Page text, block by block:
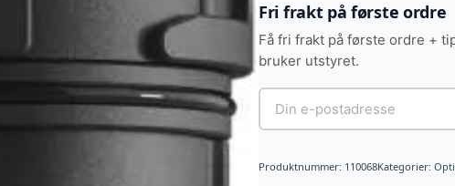
Fri frakt på første ordre
Få fri frakt på første ordre +
bruker utstyret.
Produktnummer: 110068Kategorier: